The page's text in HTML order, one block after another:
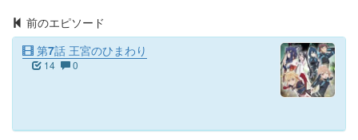
前のエピソード
第7話 王宮のひまわり
14 0